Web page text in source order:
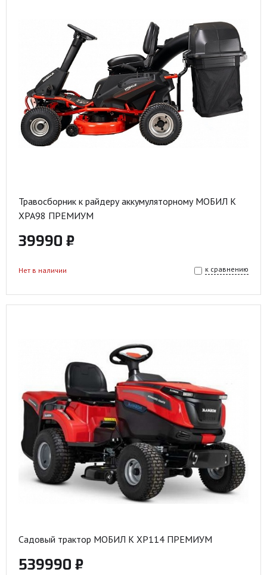
Травосборник к райдеру аккумуляторному МОБИЛ К
XPA98 ПРЕМИУМ
39990 ₽
к сравнению
Нет в наличии
Садовый трактор МОБИЛ К XP114 ПРЕМИУМ
539990 ₽